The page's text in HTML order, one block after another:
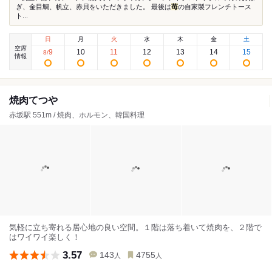
ぎ、金目鯛、帆立、赤貝をいただきました。 最後は苺の自家製フレンチトース
ト...
空席
情報
日
8/9
月
10
火
11
水
12
木
13
金
14
土
15
焼肉てつや
赤坂駅 551m / 焼肉、ホルモン、韓国料理
気軽に立ち寄れる居心地の良い空間。１階は落ち着いて焼肉を、２階で
はワイワイ楽しく！
3.57 143 人 4755 人